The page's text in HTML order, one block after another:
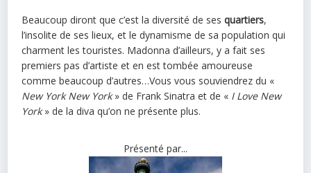
Beaucoup diront que c’est la diversité de sesquartiers,
l’insolite de ses lieux, et le dynamisme de sa population qui
charment les touristes. Madonna d’ailleurs, y a fait ses
premiers pas d’artiste et en est tombée amoureuse
comme beaucoup d’autres…Vous vous souviendrez du «
New York New York» de Frank Sinatra et de « I Love New
York» de la diva qu’on ne présente plus.
Présenté par...